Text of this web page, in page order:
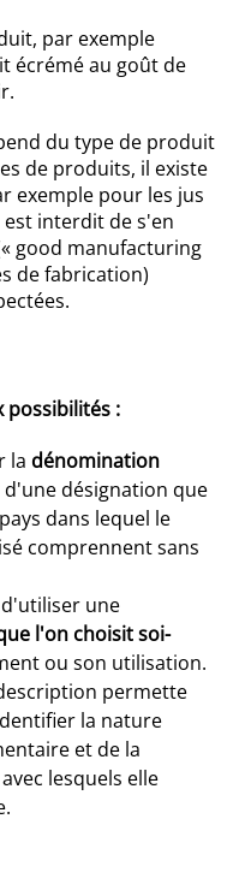
par exemple
écrémé au goût de
du type de produit
de produits, il existe
exemple pour les jus
interdit de s'en
good manufacturing
de fabrication)
possibilités :
la dénomination
d'une désignation que
dans lequel le
comprennent sans
une
l'on choisit soi-
ou son utilisation.
permette
la nature
et de la
lesquels elle